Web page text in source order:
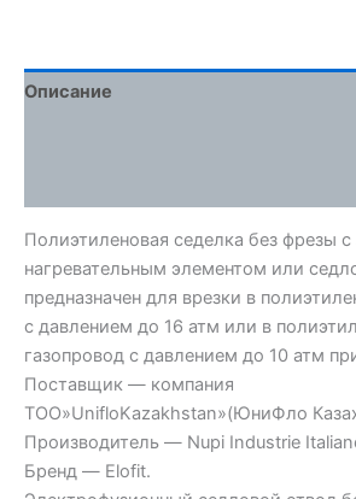
Описание
Полиэтиленовая седелка без фрезы
нагревательным элементом или
предназначен для врезки в
с давлением до 16 атм или в
газопровод с давлением до 10 атм
Поставщик — компания
ТОО»UnifloKazakhstan»(ЮниФло
Производитель — Nupi Industrie
Бренд — Elofit.